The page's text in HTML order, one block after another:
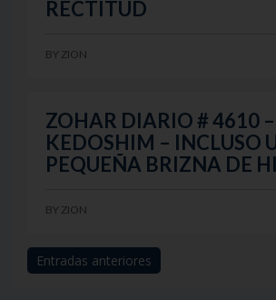
RECTITUD
BY ZION
ZOHAR DIARIO # 4610 –
KEDOSHIM – INCLUSO
PEQUEÑA BRIZNA DE
BY ZION
Navegación
Entradas anteriores